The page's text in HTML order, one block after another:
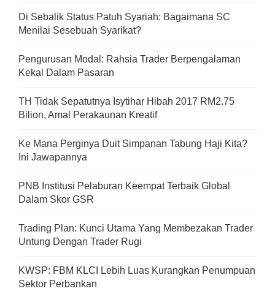
Di Sebalik Status Patuh Syariah: Bagaimana SC
Menilai Sesebuah Syarikat?
Pengurusan Modal: Rahsia Trader Berpengalaman
Kekal Dalam Pasaran
TH Tidak Sepatutnya Isytihar Hibah 2017 RM2.75
Bilion, Amal Perakaunan Kreatif
Ke Mana Perginya Duit Simpanan Tabung Haji Kita?
Ini Jawapannya
PNB Institusi Pelaburan Keempat Terbaik Global
Dalam Skor GSR
Trading Plan: Kunci Utama Yang Membezakan Trader
Untung Dengan Trader Rugi
KWSP: FBM KLCI Lebih Luas Kurangkan Penumpuan
Sektor Perbankan